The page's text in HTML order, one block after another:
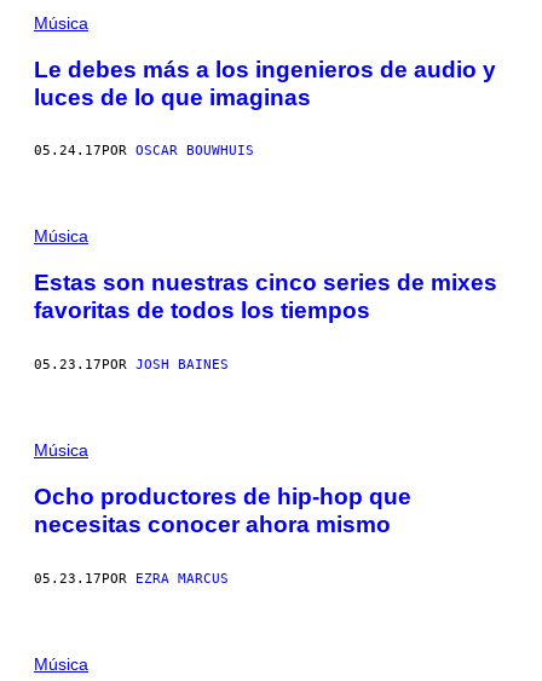
Música
Le debes más a los ingenieros de audio y
luces de lo que imaginas
05.24.17 POR OSCAR BOUWHUIS
Música
Estas son nuestras cinco series de mixes
favoritas de todos los tiempos
05.23.17POR JOSH BAINES
Música
Ocho productores de hip-hop que
necesitas conocer ahora mismo
05.23.17POR EZRA MARCUS
Música